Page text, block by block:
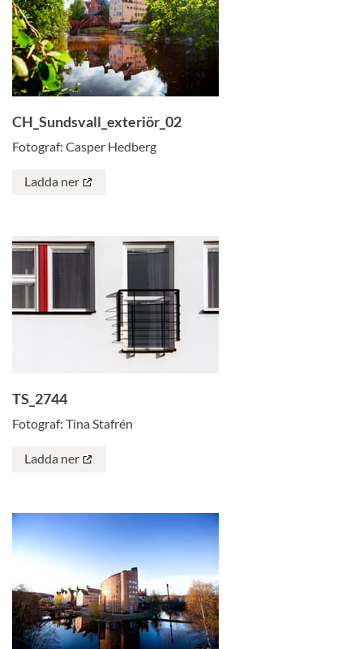
CH_Sundsvall_exteriör_02
Fotograf: Casper Hedberg
Ladda ner
TS_2744
Fotograf: Tina Stafrén
Ladda ner